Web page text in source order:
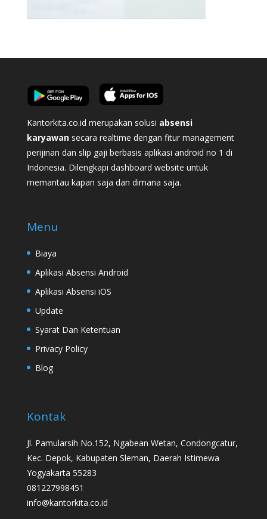
Kantorkita.co.id merupakan solusi absensi
karyawan secara realtime dengan fitur management
perijinan dan slip gaji berbasis aplikasi android no 1 di
Indonesia. Dilengkapi dashboard website untuk
memantau kapan saja dan dimana saja.
Menu
Biaya
Aplikasi Absensi Android
Aplikasi Absensi iOS
Update
Syarat Dan Ketentuan
Privacy Policy
Blog
Kontak
Jl. Pamularsih No.152, Ngabean Wetan, Condongcatur,
Kec. Depok, Kabupaten Sleman, Daerah Istimewa
Yogyakarta 55283
081227998451
info@kantorkita.co.id